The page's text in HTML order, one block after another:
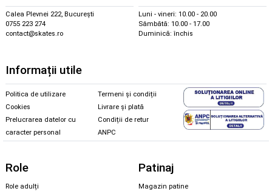
Calea Plevnei 222, București
0755 223 274
contact@skates.ro
Luni - vineri: 10.00 - 20.00
Sâmbătă: 10.00 - 17.00
Duminică: închis
Informații utile
Politica de utilizare
Cookies
Prelucrarea datelor cu
caracter personal
Termeni și condiții
Livrare și plată
Condiții de retur
ANPC
Role
Role adulți
Patinaj
Magazin patine